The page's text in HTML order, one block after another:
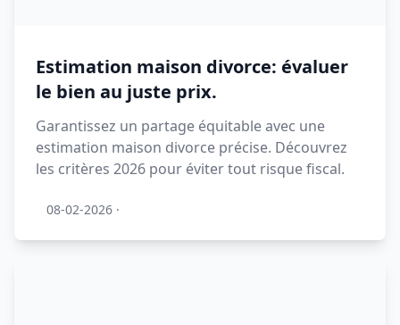
Estimation maison divorce: évaluer
le bien au juste prix.
Garantissez un partage équitable avec une
estimation maison divorce précise. Découvrez
les critères 2026 pour éviter tout risque fiscal.
08-02-2026 ·